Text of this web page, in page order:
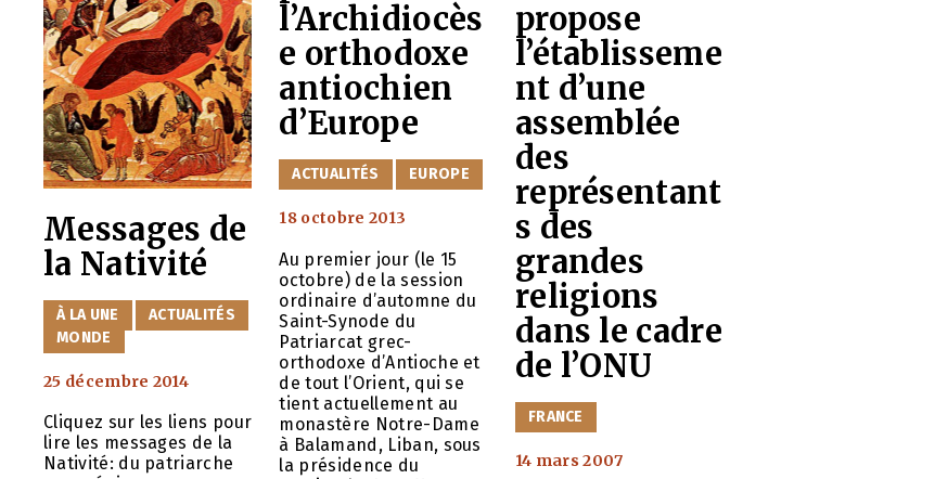
Messages de
la Nativité
CATÉGORIES
À LA UNE
ACTUALITÉS
MONDE
25 décembre 2014
Cliquez sur les liens pour
lire les messages de la
Nativité: du patriarche
l’Archidiocès
e orthodoxe
antiochien
d’Europe
CATÉGORIES
ACTUALITÉS EUROPE
18 octobre 2013
Au premier jour (le 15
octobre) de la session
ordinaire d’automne du
Saint-Synode du
Patriarcat grec-
orthodoxe d’Antioche et
de tout l’Orient, qui se
tient actuellement au
monastère Notre-Dame
à Balamand, Liban, sous
la présidence du
propose
l’établisseme
nt d’une
assemblée
des
représentant
s des
grandes
religions
dans le cadre
de l’ONU
CATÉGORIES
FRANCE
14 mars 2007